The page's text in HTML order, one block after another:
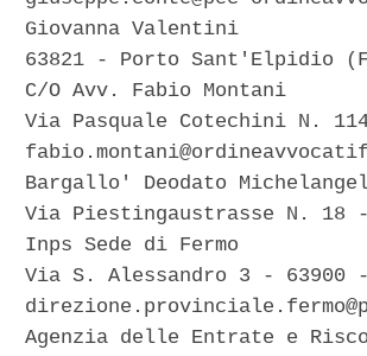
  Giovanna Valentini
63821 - Porto Sant'Elpidio
  C/O Avv. Fabio Montani
Via Pasquale Cotechini N.
Bargallo' Deodato
Via Piestingaustrasse N. 18
  Inps Sede di Fermo
Via S. Alessandro 3 - 63900
Agenzia delle Entrate e